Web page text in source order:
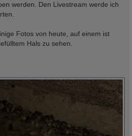
werden. Den Livestream werde ich
Fotos von heute, auf einem ist
Hals zu sehen.